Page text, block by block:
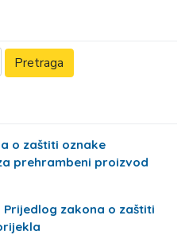
o zaštiti oznake
prehrambeni proizvod
zakona o zaštiti